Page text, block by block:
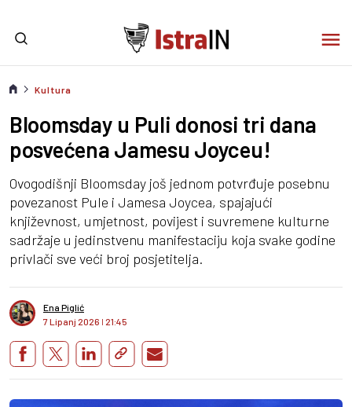
Kultura
Bloomsday u Puli donosi tri dana
posvećena Jamesu Joyceu!
Ovogodišnji Bloomsday još jednom potvrđuje posebnu
povezanost Pule i Jamesa Joycea, spajajući
književnost, umjetnost, povijest i suvremene kulturne
sadržaje u jedinstvenu manifestaciju koja svake godine
privlači sve veći broj posjetitelja.
Ena Piglić
7 Lipanj 2026 I 21:45